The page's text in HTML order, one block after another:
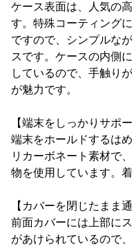
ケース表面は、人気の
す。特殊コーティング
ですので、シンプルな
スです。ケースの内側
しているので、手触り
が魅力です。
【端末をしっかりサポー
端末をホールドするは
リカーボネート素材で
物を使用しています。
【カバーを閉じたまま
前面カバーには上部に
があけられているので